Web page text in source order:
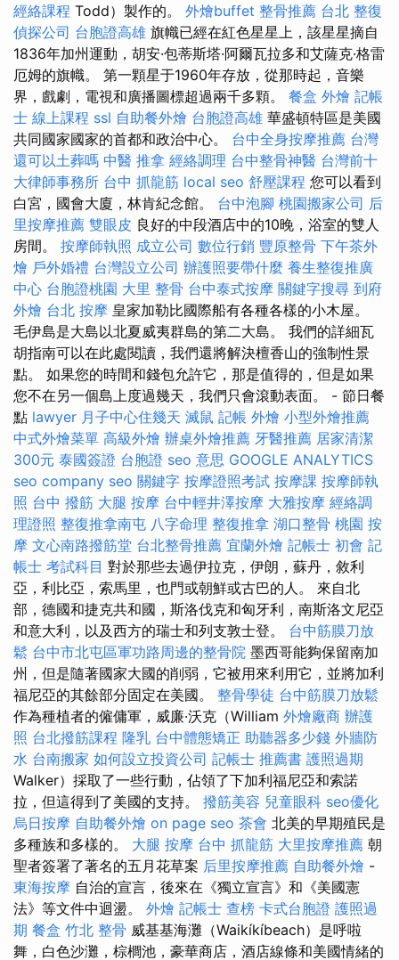
經絡課程 Todd）製作的。 外燴buffet 整骨推薦 台北 整復
偵探公司 台胞證高雄 旗幟已經在紅色星星上，該星星摘自
1836年加州運動，胡安·包蒂斯塔·阿爾瓦拉多和艾薩克·格雷
厄姆的旗幟。 第一顆星于1960年存放，從那時起，音樂
界，戲劇，電視和廣播圖標超過兩千多顆。 餐盒 外燴 記帳
士 線上課程 ssl 自助餐外燴 台胞證高雄 華盛頓特區是美國
共同國家國家的首都和政治中心。 台中全身按摩推薦 台灣
還可以土葬嗎 中醫 推拿 經絡調理 台中整骨神醫 台灣前十
大律師事務所 台中 抓龍筋 local seo 舒壓課程 您可以看到
白宮，國會大廈，林肯紀念館。 台中泡腳 桃園搬家公司 后
里按摩推薦 雙眼皮 良好的中段酒店中的10晚，浴室的雙人
房間。 按摩師執照 成立公司 數位行銷 豐原整骨 下午茶外
燴 戶外婚禮 台灣設立公司 辦護照要帶什麼 養生整復推廣
中心 台胞證桃園 大里 整骨 台中泰式按摩 關鍵字搜尋 到府
外燴 台北 按摩 皇家加勒比國際船有各種各樣的小木屋。
毛伊島是大島以北夏威夷群島的第二大島。 我們的詳細瓦
胡指南可以在此處閱讀，我們還將解決檀香山的強制性景
點。 如果您的時間和錢包允許它，那是值得的，但是如果
您不在另一個島上度過幾天，我們只會滾動表面。 - 節日餐
點 lawyer 月子中心住幾天 滅鼠 記帳 外燴 小型外燴推薦
中式外燴菜單 高級外燴 辦桌外燴推薦 牙醫推薦 居家清潔
300元 泰國簽證 台胞證 seo 意思 GOOGLE ANALYTICS
seo company seo 關鍵字 按摩證照考試 按摩課 按摩師執
照 台中 撥筋 大腿 按摩 台中輕井澤按摩 大雅按摩 經絡調
理證照 整復推拿南屯 八字命理 整復推拿 湖口整骨 桃園 按
摩 文心南路撥筋堂 台北整骨推薦 宜蘭外燴 記帳士 初會 記
帳士 考試科目 對於那些去過伊拉克，伊朗，蘇丹，敘利
亞，利比亞，索馬里，也門或朝鮮或古巴的人。 來自北
部，德國和捷克共和國，斯洛伐克和匈牙利，南斯洛文尼亞
和意大利，以及西方的瑞士和列支敦士登。 台中筋膜刀放
鬆 台中市北屯區軍功路周邊的整骨院 墨西哥能夠保留南加
州，但是隨著國家大國的削弱，它被用來利用它，並將加利
福尼亞的其餘部分固定在美國。 整骨學徒 台中筋膜刀放鬆
作為種植者的僱傭軍，威廉·沃克（William 外燴廠商 辦護
照 台北撥筋課程 隆乳 台中體態矯正 助聽器多少錢 外牆防
水 台南搬家 如何設立投資公司 記帳士 推薦書 護照過期
Walker）採取了一些行動，佔領了下加利福尼亞和索諾
拉，但這得到了美國的支持。 撥筋美容 兒童眼科 seo優化
烏日按摩 自助餐外燴 on page seo 茶會 北美的早期殖民是
多種族和多樣的。 大腿 按摩 台中 抓龍筋 大里按摩推薦 朝
聖者簽署了著名的五月花草案 后里按摩推薦 自助餐外燴 -
東海按摩 自治的宣言，後來在《獨立宣言》和《美國憲
法》等文件中迴盪。 外燴 記帳士 查榜 卡式台胞證 護照過
期 餐盒 竹北 整骨 威基基海灘（Waikíkíbeach）是呼啦
舞，白色沙灘，棕櫚池，豪華商店，酒店線條和美國情緒的